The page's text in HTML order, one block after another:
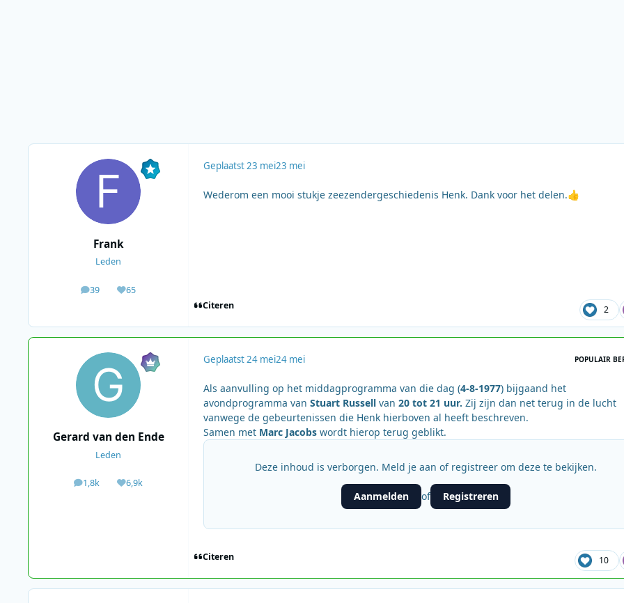
Frank
Leden
39
berichten65
Waardering
Geplaatst23 mei23 mei
Wederom een mooi stukje zeezendergeschiedenis Henk. Dank voor het delen.👍
Citeren 2
Gerard van den Ende
Leden
1,8k
berichten6,9k
Waardering
Geplaatst24 mei24 mei POPULAIR
Als aanvulling op het middagprogramma van die dag (4-8-1977) bijgaand het
avondprogramma van Stuart Russell van 20 tot 21 uur. Zij zijn dan net terug in de lucht
vanwege de gebeurtenissen die Henk hierboven al heeft beschreven.
Samen met Marc Jacobs wordt hierop terug geblikt.
Deze inhoud is verborgen. Meld je aan of registreer om deze te bekijken.
Aanmelden of Registreren
Citeren 10